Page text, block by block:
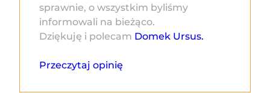
sprawnie, o wszystkim byliśmy
informowali na bieżąco.
Dziękuję i polecam Domek Ursus.
Przeczytaj opinię